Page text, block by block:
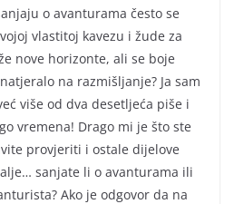
o avanturama često se
vlastitoj kavezu i žude za
nove horizonte, ali se boje
na razmišljanje? Ja sam
više od dva desetljeća piše i
vremena! Drago mi je što ste
provjeriti i ostale dijelove
sanjate li o avanturama ili
Ako je odgovor da na